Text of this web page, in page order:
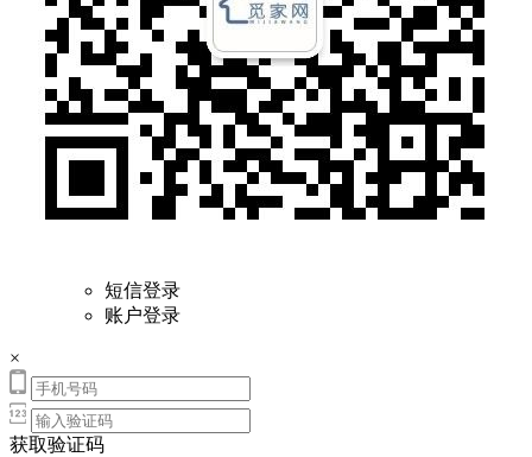
短信登录
账户登录
×
获取验证码